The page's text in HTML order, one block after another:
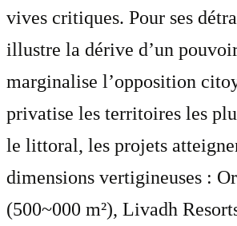
vives critiques. Pour ses
illustre la dérive d’un
marginalise l’opposition
privatise les territoires les
le littoral, les projets
dimensions vertigineuses :
(500~000 m²), Livadh